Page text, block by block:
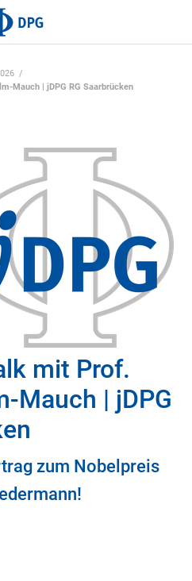
Mauch | jDPG RG Saarbrücken
mit Prof.
Mauch | jDPG
zum Nobelpreis